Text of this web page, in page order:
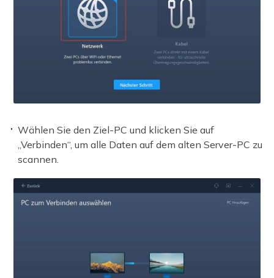
Wählen Sie den Ziel-PC und klicken Sie auf
„Verbinden“, um alle Daten auf dem alten Server-PC zu
scannen.